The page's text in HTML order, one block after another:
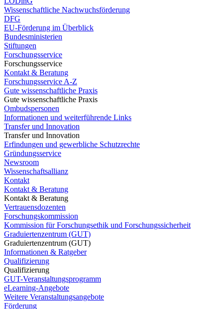
Wissenschaftliche Nachwuchsförderung
DFG
EU-Förderung im Überblick
Bundesministerien
Stiftungen
Forschungsservice
Forschungsservice
Kontakt & Beratung
Forschungsservice A-Z
Gute wissenschaftliche Praxis
Gute wissenschaftliche Praxis
Ombudspersonen
Informationen und weiterführende Links
Transfer und Innovation
Transfer und Innovation
Erfindungen und gewerbliche Schutzrechte
Gründungsservice
Newsroom
Wissenschaftsallianz
Kontakt
Kontakt & Beratung
Kontakt & Beratung
Vertrauensdozenten
Forschungskommission
Kommission für Forschungsethik und Forschungssicherheit
Graduiertenzentrum (GUT)
Graduiertenzentrum (GUT)
Informationen & Ratgeber
Qualifizierung
Qualifizierung
GUT-Veranstaltungsprogramm
eLearning-Angebote
Weitere Veranstaltungsangebote
Förderung